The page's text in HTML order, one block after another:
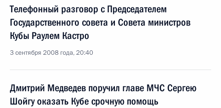
Телефонный разговор с Председателем
Государственного совета и Совета министров
Кубы Раулем Кастро
3 сентября 2008 года, 20:40
Дмитрий Медведев поручил главе МЧС Сергею
Шойгу оказать Кубе срочную помощь